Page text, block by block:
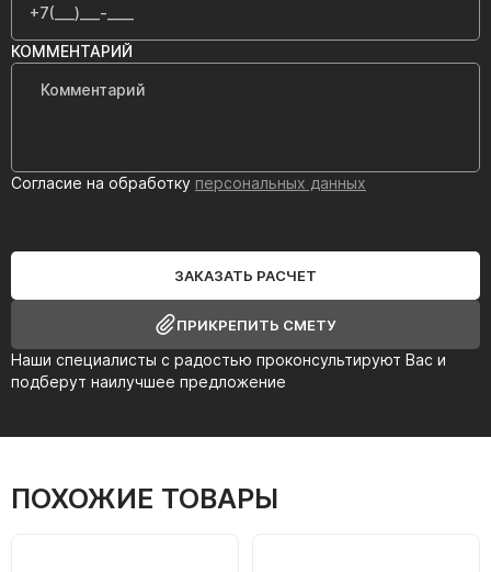
Наши специалисты с радостью проконсультируют Вас и
подберут наилучшее предложение
КОММЕНТАРИЙ
Согласие на обработку персональных данных
ЗАКАЗАТЬ РАСЧЕТ
ПРИКРЕПИТЬ СМЕТУ
ПОХОЖИЕ ТОВАРЫ